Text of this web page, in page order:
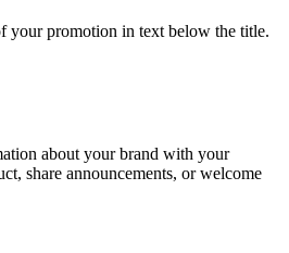
your promotion in text below the title.
about your brand with your
share announcements, or welcome